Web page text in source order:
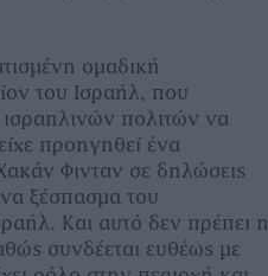
ομαδική
του Ισραήλ, που
πολιτών να
προηγηθεί ένα
Φινταν σε δηλώσεις
ξέσπασμα του
Και αυτό δεν πρέπει η
συνδέεται ευθέως με